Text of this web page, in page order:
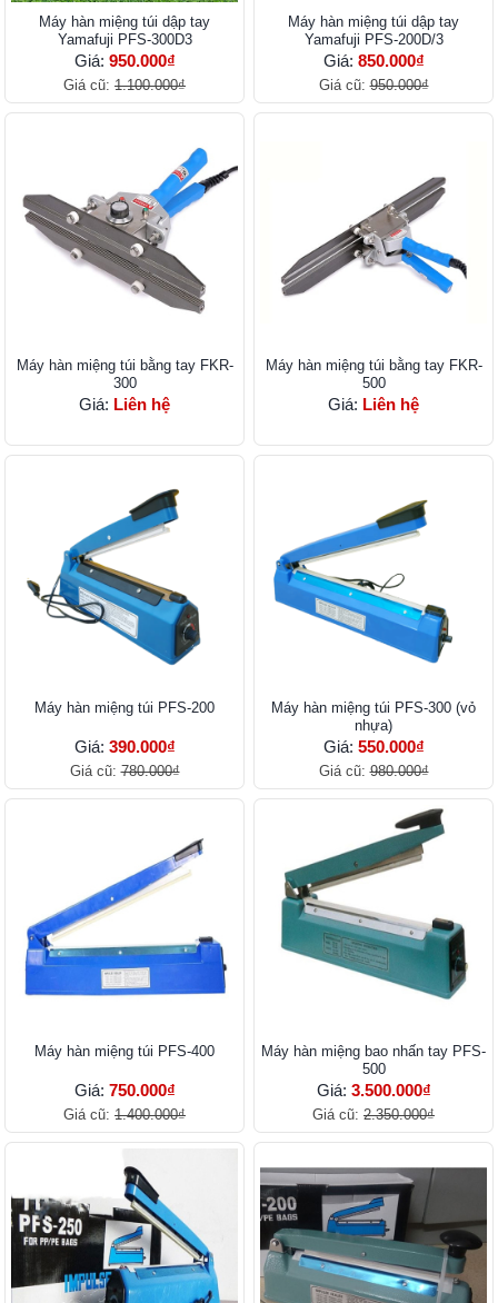
Máy hàn miệng túi dập tay
Yamafuji PFS-300D3
Giá: 950.000₫
Giá cũ: 1.100.000₫
Máy hàn miệng túi dập tay
Yamafuji PFS-200D/3
Giá: 850.000₫
Giá cũ:950.000₫
Máy hàn miệng túi bằng tay FKR-
300
Giá: Liên hệ
Máy hàn miệng túi bằng tay FKR-
500
Giá: Liên hệ
Máy hàn miệng túi PFS-200
Giá: 390.000₫
Giá cũ:780.000₫
Máy hàn miệng túi PFS-300 (vỏ
nhựa)
Giá: 550.000₫
Giá cũ:980.000₫
Máy hàn miệng túi PFS-400
Giá: 750.000₫
Giá cũ: 1.400.000₫
Máy hàn miệng bao nhấn tay PFS-
500
Giá: 3.500.000₫
Giá cũ: 2.350.000₫